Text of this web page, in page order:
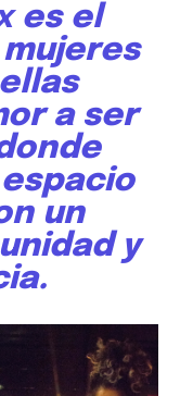
es el
a ser
un
y